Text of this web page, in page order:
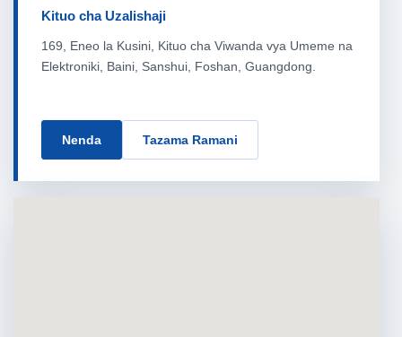
Kituo cha Uzalishaji
169, Eneo la Kusini, Kituo cha Viwanda vya Umeme na
Elektroniki, Baini, Sanshui, Foshan, Guangdong.
Nenda Tazama Ramani